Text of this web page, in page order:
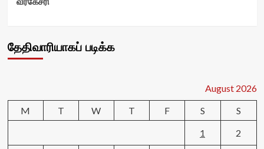
தேதிவாரியாகப் படிக்க
August 2026
M
T W T F S
S
1
2